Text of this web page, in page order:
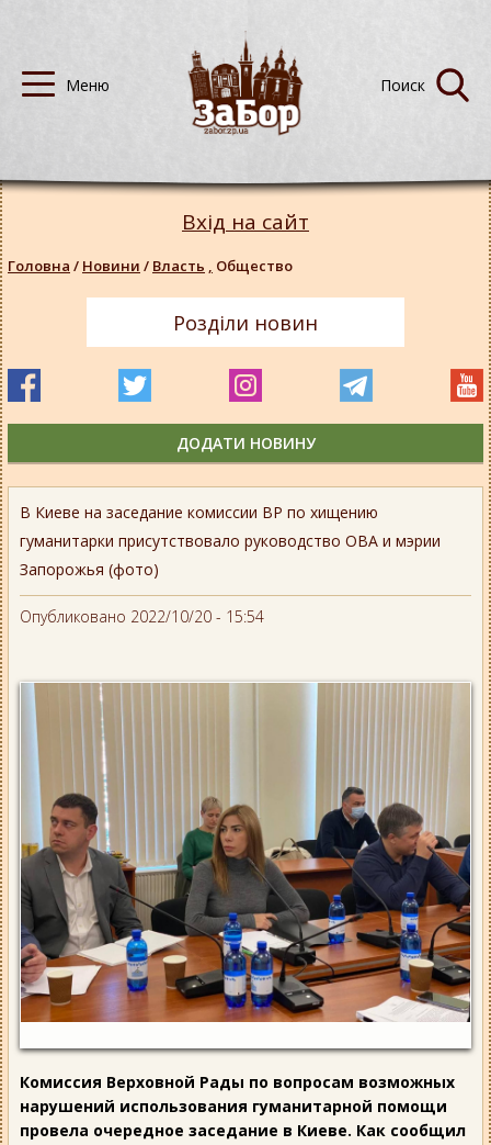
В Киеве на заседание комиссии ВР по хищению
гуманитарки присутствовало руководство ОВА и мэрии
Запорожья (фото)
Опубликовано 2022/10/20 - 15:54
Комиссия Верховной Рады по вопросам возможных
нарушений использования гуманитарной помощи
провела очередное заседание в Киеве. Как сообщил
Вхід на сайт
Головна / Новини / Власть , Общество
Розділи новин
ДОДАТИ НОВИНУ